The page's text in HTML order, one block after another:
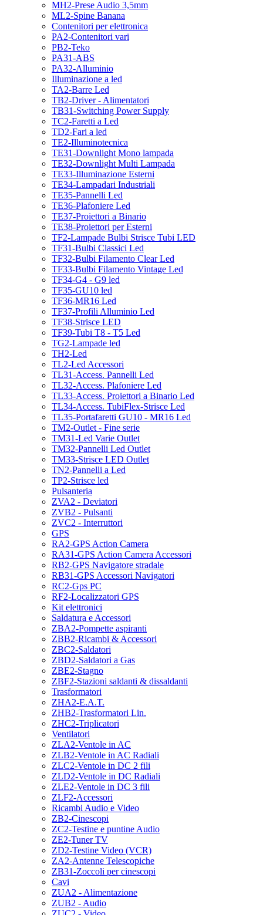
MH2-Prese Audio 3,5mm
ML2-Spine Banana
Contenitori per elettronica
PA2-Contenitori vari
PB2-Teko
PA31-ABS
PA32-Alluminio
Illuminazione a led
TA2-Barre Led
TB2-Driver - Alimentatori
TB31-Switching Power Supply
TC2-Faretti a Led
TD2-Fari a led
TE2-Illuminotecnica
TE31-Downlight Mono lampada
TE32-Downlight Multi Lampada
TE33-Illuminazione Esterni
TE34-Lampadari Industriali
TE35-Pannelli Led
TE36-Plafoniere Led
TE37-Proiettori a Binario
TE38-Proiettori per Esterni
TF2-Lampade Bulbi Strisce Tubi LED
TF31-Bulbi Classici Led
TF32-Bulbi Filamento Clear Led
TF33-Bulbi Filamento Vintage Led
TF34-G4 - G9 led
TF35-GU10 led
TF36-MR16 Led
TF37-Profili Alluminio Led
TF38-Strisce LED
TF39-Tubi T8 - T5 Led
TG2-Lampade led
TH2-Led
TL2-Led Accessori
TL31-Access. Pannelli Led
TL32-Access. Plafoniere Led
TL33-Access. Proiettori a Binario Led
TL34-Access. TubiFlex-Strisce Led
TL35-Portafaretti GU10 - MR16 Led
TM2-Outlet - Fine serie
TM31-Led Varie Outlet
TM32-Pannelli Led Outlet
TM33-Strisce LED Outlet
TN2-Pannelli a Led
TP2-Strisce led
Pulsanteria
ZVA2 - Deviatori
ZVB2 - Pulsanti
ZVC2 - Interruttori
GPS
RA2-GPS Action Camera
RA31-GPS Action Camera Accessori
RB2-GPS Navigatore stradale
RB31-GPS Accessori Navigatori
RC2-Gps PC
RF2-Localizzatori GPS
Kit elettronici
Saldatura e Accessori
ZBA2-Pompette aspiranti
ZBB2-Ricambi & Accessori
ZBC2-Saldatori
ZBD2-Saldatori a Gas
ZBE2-Stagno
ZBF2-Stazioni saldanti & dissaldanti
Trasformatori
ZHA2-E.A.T.
ZHB2-Trasformatori Lin.
ZHC2-Triplicatori
Ventilatori
ZLA2-Ventole in AC
ZLB2-Ventole in AC Radiali
ZLC2-Ventole in DC 2 fili
ZLD2-Ventole in DC Radiali
ZLE2-Ventole in DC 3 fili
ZLF2-Accessori
Ricambi Audio e Video
ZB2-Cinescopi
ZC2-Testine e puntine Audio
ZE2-Tuner TV
ZD2-Testine Video (VCR)
ZA2-Antenne Telescopiche
ZB31-Zoccoli per cinescopi
Cavi
ZUA2 - Alimentazione
ZUB2 - Audio